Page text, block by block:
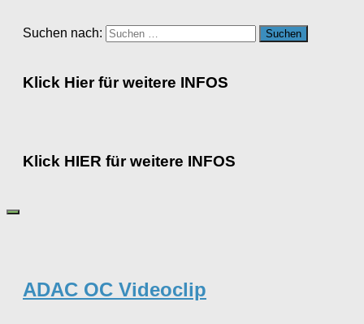
Suchen nach:
Klick Hier für weitere INFOS
Klick HIER für weitere INFOS
ADAC OC Videoclip